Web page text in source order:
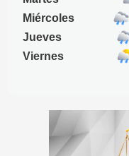
Miércoles
Jueves
Viernes